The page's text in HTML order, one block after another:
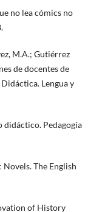
no lea cómics no
M.A.; Gutiérrez
de docentes de
Lengua y
didáctico. Pedagogía
Novels. The English
of History